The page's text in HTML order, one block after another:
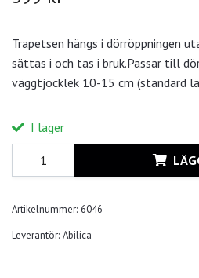
Trapetsen hängs i dörröppningen
sättas i och tas i bruk.Passar till
väggtjocklek 10-15 cm (standard
I lager
Artikelnummer: 6046
Leverantör: Abilica